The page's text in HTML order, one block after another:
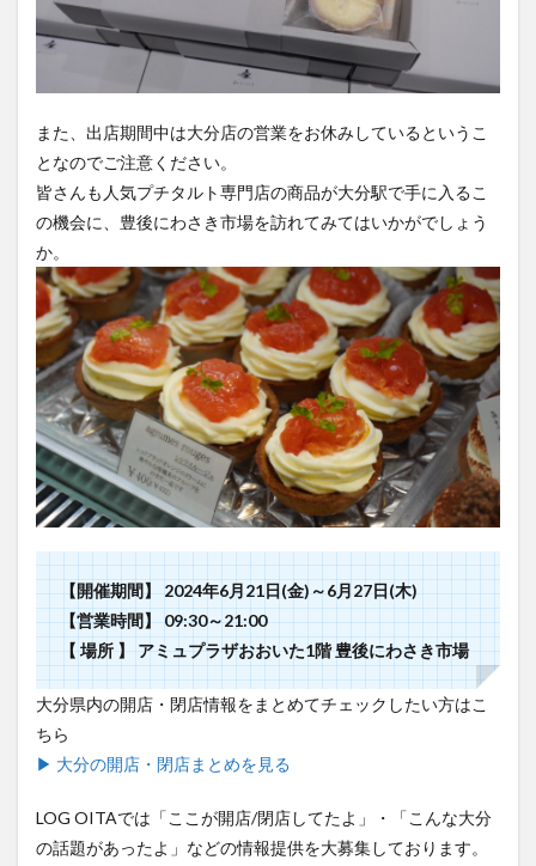
また、出店期間中は大分店の営業をお休みしているというこ
となのでご注意ください。
皆さんも人気プチタルト専門店の商品が大分駅で手に入るこ
の機会に、豊後にわさき市場を訪れてみてはいかがでしょう
か。
【開催期間】 2024年6月21日(金)～6月27日(木)
【営業時間】 09:30～21:00
【 場所 】 アミュプラザおおいた1階 豊後にわさき市場
大分県内の開店・閉店情報をまとめてチェックしたい方はこ
ちら
▶ 大分の開店・閉店まとめを見る
LOG OITAでは「ここが開店/閉店してたよ」・「こんな大分
の話題があったよ」などの情報提供を大募集しております。